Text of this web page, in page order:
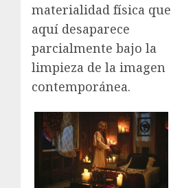
materialidad física que
aquí desaparece
parcialmente bajo la
limpieza de la imagen
contemporánea.